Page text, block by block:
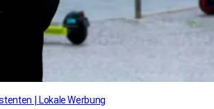
Lokale Werbung